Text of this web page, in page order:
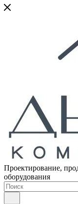
Проектирование,
оборудования